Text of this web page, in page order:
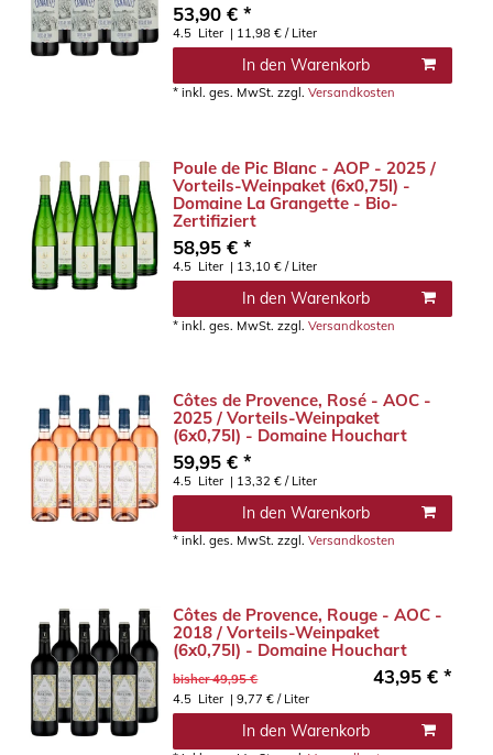
53,90 € *
4.5 Liter | 11,98 € / Liter
In den Warenkorb
*inkl. ges. MwSt. zzgl.Versandkosten
Poule de Pic Blanc - AOP - 2025 /
Vorteils-Weinpaket (6x0,75l) -
Domaine La Grangette - Bio-
Zertifiziert
58,95 € *
4.5 Liter | 13,10 € / Liter
In den Warenkorb
*inkl. ges. MwSt. zzgl.Versandkosten
Côtes de Provence, Rosé - AOC -
2025 / Vorteils-Weinpaket
(6x0,75l) - Domaine Houchart
59,95 € *
4.5 Liter | 13,32 € / Liter
In den Warenkorb
*inkl. ges. MwSt. zzgl.Versandkosten
Côtes de Provence, Rouge - AOC -
2018 / Vorteils-Weinpaket
(6x0,75l) - Domaine Houchart
bisher 49,95 € 43,95 € *
4.5 Liter | 9,77 € / Liter
In den Warenkorb